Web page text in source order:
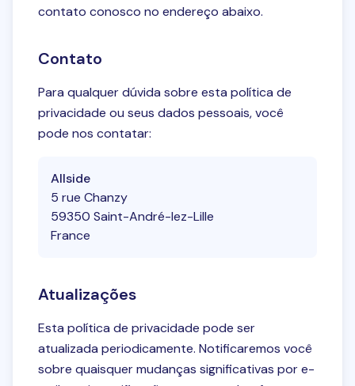
contato conosco no endereço abaixo.
Contato
Para qualquer dúvida sobre esta política de
privacidade ou seus dados pessoais, você
pode nos contatar:
Allside
5 rue Chanzy
59350 Saint-André-lez-Lille
France
Atualizações
Esta política de privacidade pode ser
atualizada periodicamente. Notificaremos você
sobre quaisquer mudanças significativas por e-
Tem uma pergunta?
Envie-nos uma mensagem